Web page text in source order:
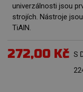
univerzálnosti jsou
strojích. Nástroje
TiAlN.
272,00 Kč S